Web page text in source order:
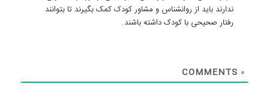
ندارند باید از روانشناس و مشاور کودک کمک بگیرند تا بتوانند
رفتار صحیحی با کودک داشته باشند.
0